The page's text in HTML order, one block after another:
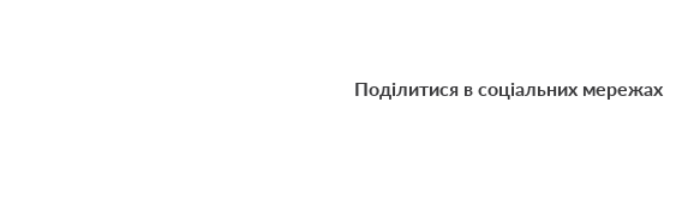
Поділитися в соціальних мережах